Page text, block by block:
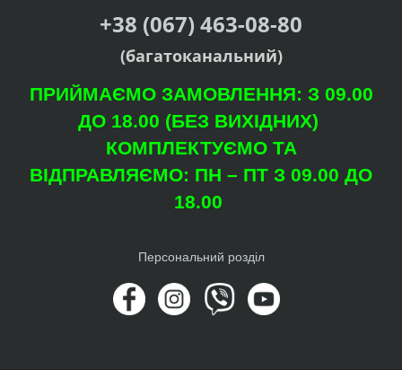
+38 (067) 463-08-80
(багатоканальний)
ПРИЙМАЄМО ЗАМОВЛЕННЯ: З 09.00
ДО 18.00 (БЕЗ ВИХІДНИХ)
КОМПЛЕКТУЄМО ТА
ВІДПРАВЛЯЄМО: ПН – ПТ З 09.00 ДО
18.00
Персональний розділ